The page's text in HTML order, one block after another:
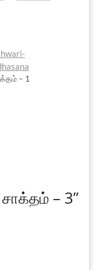
– 1
– 3”